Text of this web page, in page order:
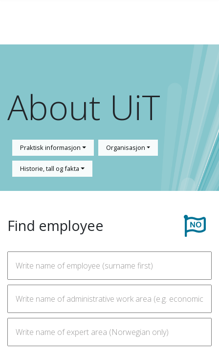
About UiT
Praktisk informasjon Organisasjon
Historie, tall og fakta
Find employee